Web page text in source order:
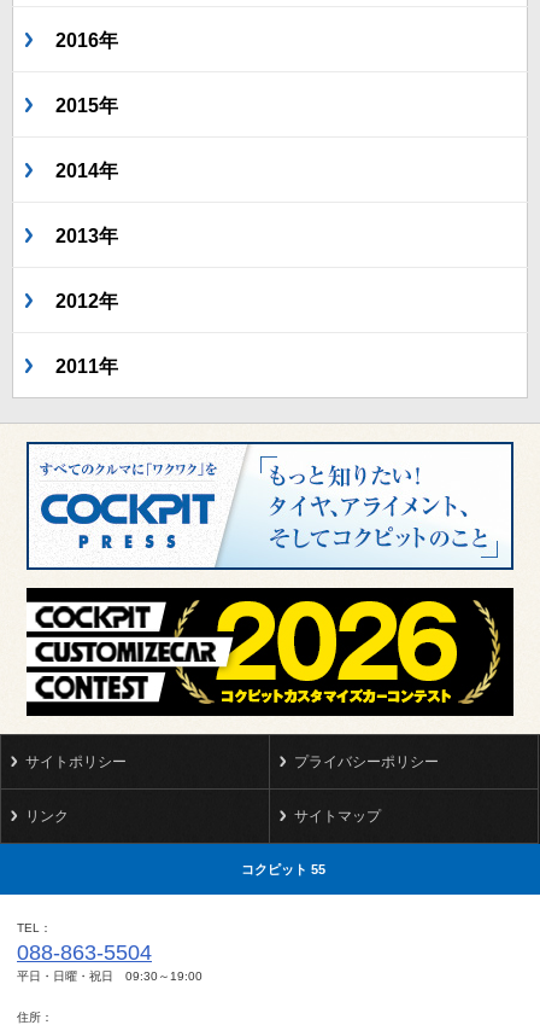
2016年
2015年
2014年
2013年
2012年
2011年
サイトポリシー プライバシーポリシー
リンク サイトマップ
コクピット 55
TEL
088-863-5504
平日・日曜・祝日 09:30～19:00
住所